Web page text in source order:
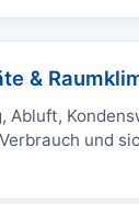
&
Abluft,
und